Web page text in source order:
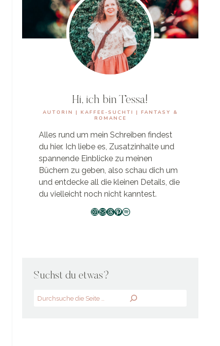
Hi, ich bin Tessa!
AUTORIN | KAFFEE-SUCHTI | FANTASY &
ROMANCE
Alles rund um mein Schreiben findest
du hier. Ich liebe es, Zusatzinhalte und
spannende Einblicke zu meinen
Büchern zu geben, also schau dich um
und entdecke all die kleinen Details, die
du vielleicht noch nicht kanntest.
Instagram
E-MailThreads
Pinterest
Spotify
Suchst du etwas?
Search